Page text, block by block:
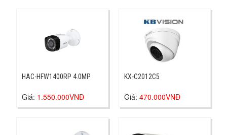
HAC-HFW1400RP 4.0MP
Giá: 1.550.000VNĐ
KX-C2012C5
Giá: 470.000VNĐ